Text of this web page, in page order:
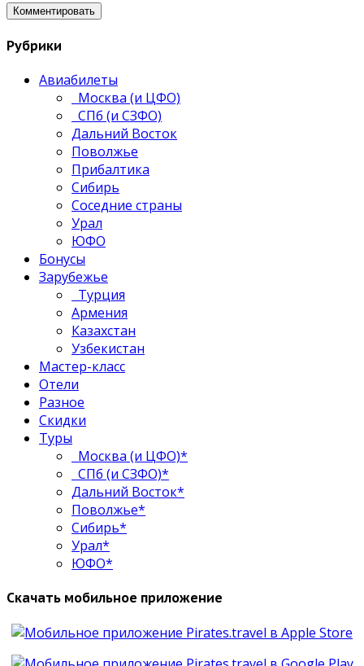
Рубрики
Авиабилеты
Москва (и ЦФО)
СПб (и СЗФО)
Дальний Восток
Поволжье
Прибалтика
Сибирь
Соседние страны
Урал
ЮФО
Бонусы
Зарубежье
Турция
Армения
Казахстан
Узбекистан
Мастер-класс
Отели
Разное
Скидки
Туры
Москва (и ЦФО)*
СПб (и СЗФО)*
Дальний Восток*
Поволжье*
Сибирь*
Урал*
ЮФО*
Скачать мобильное приложение